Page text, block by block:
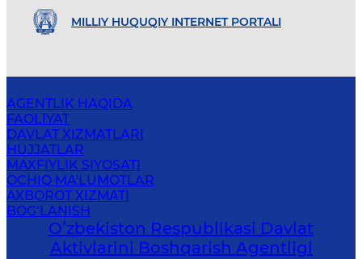
MILLIY HUQUQIY INTERNET PORTALI
AGENTLIK HAQIDA
FAOLIYAT
DAVLAT XIZMATLARI
HUJJATLAR
MAXFIYLIK SIYOSATI
OCHIQ MA'LUMOTLAR
AXBOROT XIZMATI
BOG‘LANISH
Oʻzbekiston Respublikasi Davlat
Aktivlarini Boshqarish Agentligi